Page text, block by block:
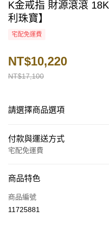
K金戒指 財源滾滾
利珠寶】
宅配免運費
NT$17,100
NT$10,220
請選擇商品選項
付款與運送方式
宅配免運費
信用卡一次付款
LINE Pay
商品特色
商品編號
11725881